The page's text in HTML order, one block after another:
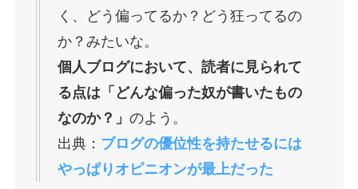
く、どう偏ってるか？どう狂ってるの
か？みたいな。
個人ブログにおいて、読者に見られて
る点は「どんな偏った奴が書いたもの
なのか？」 のよう。
出典： ブログの優位性を持たせるには
やっぱりオピニオンが最上だった